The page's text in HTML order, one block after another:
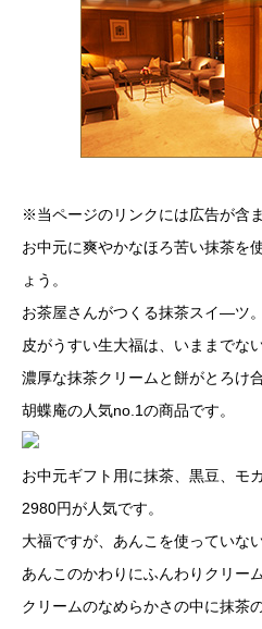
※当ページのリンクには広告が含
お中元に爽やかなほろ苦い抹茶を
ょう。
お茶屋さんがつくる抹茶スイ―ツ。
皮がうすい生大福は、いままでない
濃厚な抹茶クリームと餅がとろけ
胡蝶庵の人気no.1の商品です。
お中元ギフト用に抹茶、黒豆、モ
2980円が人気です。
大福ですが、あんこを使っていな
あんこのかわりにふんわりクリー
クリームのなめらかさの中に抹茶